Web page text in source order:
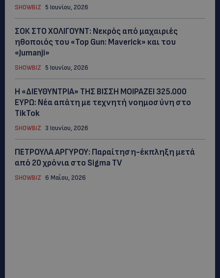
SHOWBIZ 5 Ιουνίου, 2026
ΣΟΚ ΣΤΟ ΧΟΛΙΓΟΥΝΤ: Νεκρός από μαχαιριές
ηθοποιός του «Top Gun: Maverick» και του
«Jumanji»
SHOWBIZ 5 Ιουνίου, 2026
Η «ΔΙΕΥΘΥΝΤΡΙΑ» ΤΗΣ ΒΙΣΣΗ ΜΟΙΡΑΖΕΙ 325.000
ΕΥΡΩ: Νέα απάτη με τεχνητή νοημοσύνη στο
TikTok
SHOWBIZ 3 Ιουνίου, 2026
ΠΕΤΡΟΥΛΑ ΑΡΓΥΡΟΥ: Παραίτηση-έκπληξη μετά
από 20 χρόνια στο Sigma TV
SHOWBIZ 6 Μαΐου, 2026